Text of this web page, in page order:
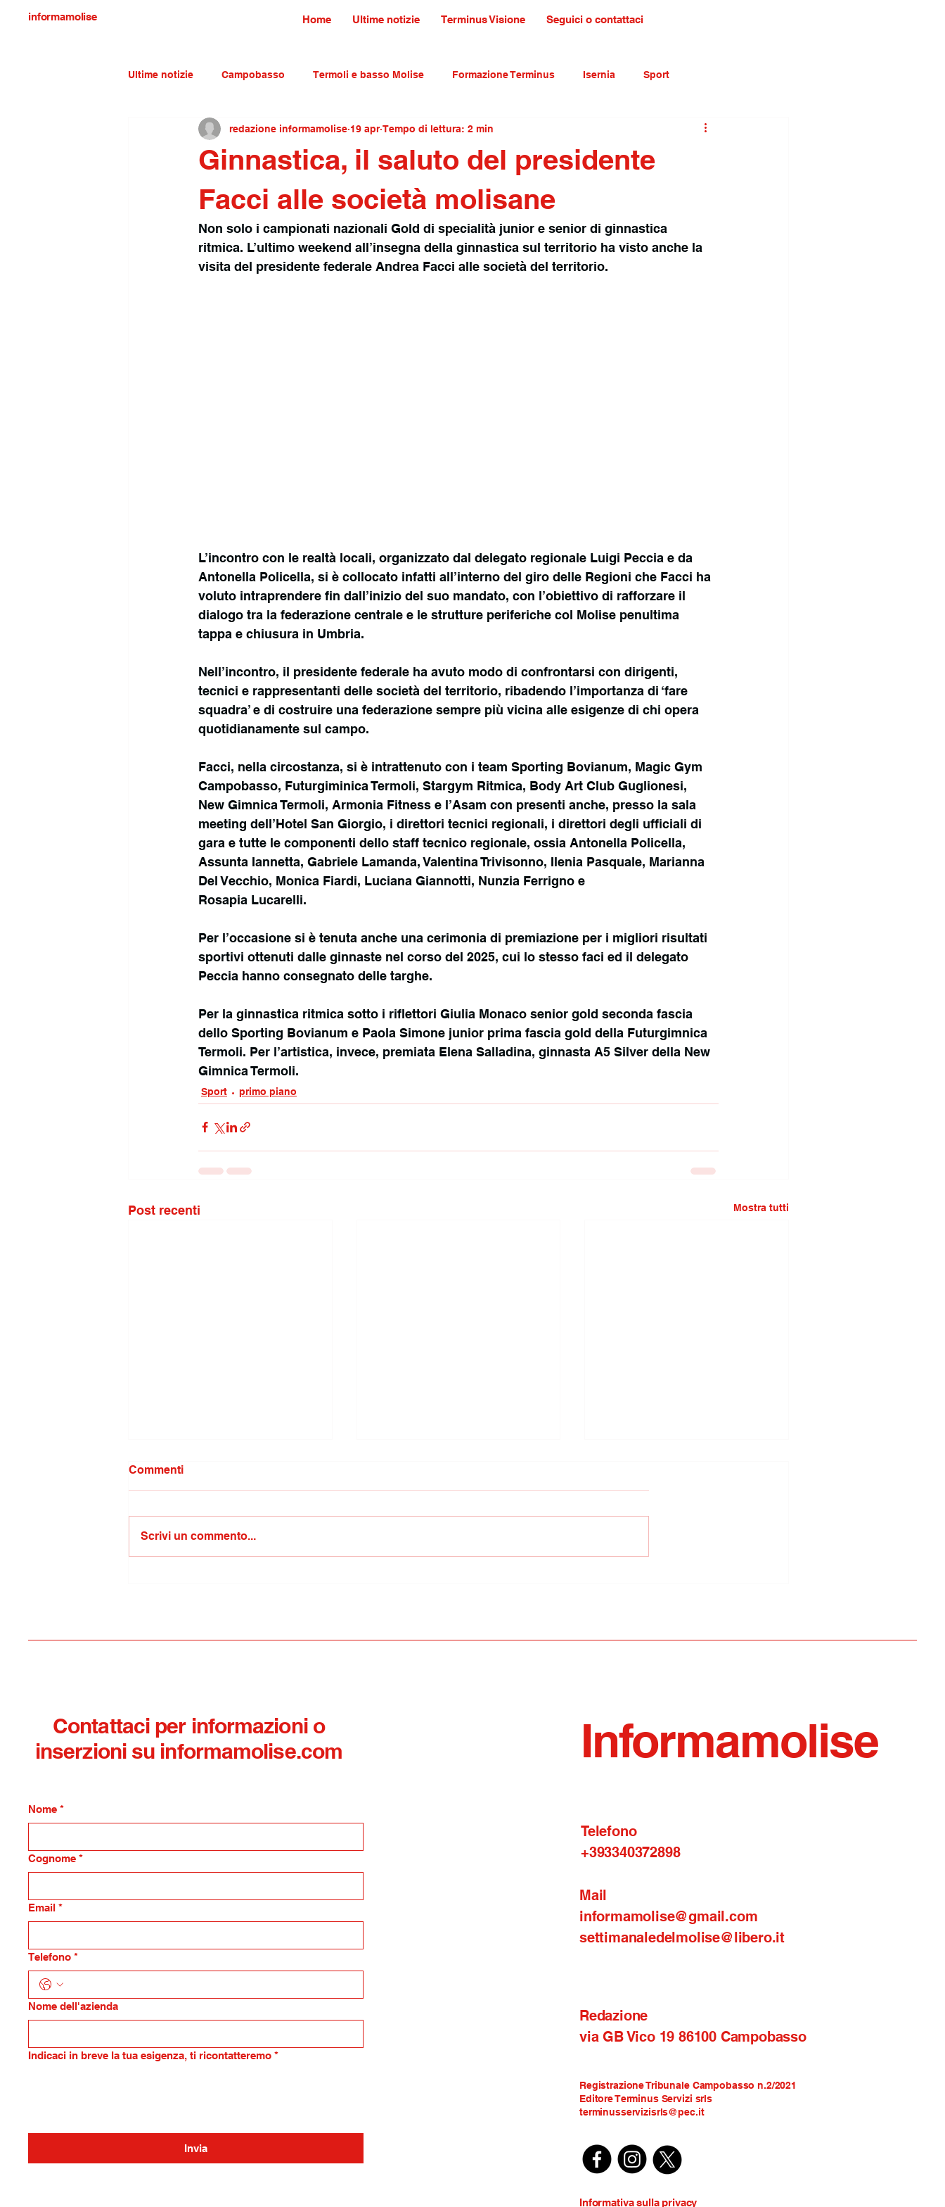
informamolise Home Ultime notizie Terminus Visione Seguici o contattaci
Ultime notizie Campobasso Termoli e basso Molise Formazione Terminus Isernia Sport
Economia e lavoro Molise cultura tradizioni e turismo primo piano
Ginnastica, il saluto del presidente
Facci alle società molisane
redazione informamolise 19 apr Tempo di lettura: 2 min
Non solo i campionati nazionali Gold di specialità junior e senior di ginnastica
ritmica. L’ultimo weekend all’insegna della ginnastica sul territorio ha visto anche la
visita del presidente federale Andrea Facci alle società del territorio.
L’incontro con le realtà locali, organizzato dal delegato regionale Luigi Peccia e da
Antonella Policella, si è collocato infatti all’interno del giro delle Regioni che Facci ha
voluto intraprendere fin dall’inizio del suo mandato, con l’obiettivo di rafforzare il
dialogo tra la federazione centrale e le strutture periferiche col Molise penultima
tappa e chiusura in Umbria.
Nell’incontro, il presidente federale ha avuto modo di confrontarsi con dirigenti,
tecnici e rappresentanti delle società del territorio, ribadendo l’importanza di ‘fare
squadra’ e di costruire una federazione sempre più vicina alle esigenze di chi opera
quotidianamente sul campo.
Facci, nella circostanza, si è intrattenuto con i team Sporting Bovianum, Magic Gym
Campobasso, Futurgiminica Termoli, Stargym Ritmica, Body Art Club Guglionesi,
New Gimnica Termoli, Armonia Fitness e l’Asam con presenti anche, presso la sala
meeting dell’Hotel San Giorgio, i direttori tecnici regionali, i direttori degli ufficiali di
gara e tutte le componenti dello staff tecnico regionale, ossia Antonella Policella,
Assunta Iannetta, Gabriele Lamanda, Valentina Trivisonno, Ilenia Pasquale, Marianna
Del Vecchio, Monica Fiardi, Luciana Giannotti, Nunzia Ferrigno e
Rosapia Lucarelli.
Per l’occasione si è tenuta anche una cerimonia di premiazione per i migliori risultati
sportivi ottenuti dalle ginnaste nel corso del 2025, cui lo stesso faci ed il delegato
Peccia hanno consegnato delle targhe.
Per la ginnastica ritmica sotto i riflettori Giulia Monaco senior gold seconda fascia
dello Sporting Bovianum e Paola Simone junior prima fascia gold della Futurgimnica
Termoli. Per l’artistica, invece, premiata Elena Salladina, ginnasta A5 Silver della New
Gimnica Termoli.
Sport primo piano
Post recenti Mostra tutti
Commenti
Scrivi un commento...
Contattaci per informazioni o
inserzioni su informamolise.com
Nome *
Cognome *
Email *
Telefono *
Nome dell'azienda
Indicaci in breve la tua esigenza, ti ricontatteremo *
Invia
Informamolise
Telefono
+393340372898
Mail
informamolise@gmail.com
settimanaledelmolise@libero.it
Redazione
via GB Vico 19 86100 Campobasso
Registrazione Tribunale Campobasso n.2/2021
Editore Terminus Servizi srls
terminusservizisrls@pec.it
Informativa sulla privacy